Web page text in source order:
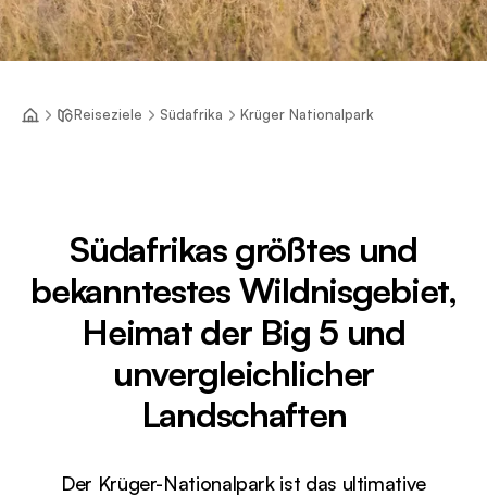
Reiseziele Südafrika Krüger Nationalpark
Südafrikas größtes und
bekanntestes Wildnisgebiet,
Heimat der Big 5 und
unvergleichlicher
Landschaften
Der Krüger-Nationalpark ist das ultimative